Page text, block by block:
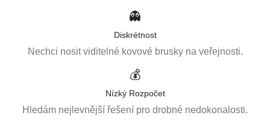
👻
Diskrétnost
Nechci nosit viditelné kovové brusky na veřejnosti.
💰
Nízký Rozpočet
Hledám nejlevnější řešení pro drobné nedokonalosti.